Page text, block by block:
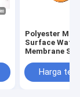
Polyester
Surface
Membrane
Elektronik
Harga